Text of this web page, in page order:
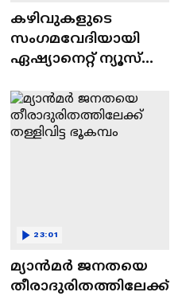
കഴിവുകളുടെ
സംഗമവേദിയായി
ഏഷ്യാനെറ്റ് ന്യൂസ്
സീസൺ 2
മ്യാൻമർ ജനതയെ
തീരാദുരിതത്തിലേക്ക്
23:01